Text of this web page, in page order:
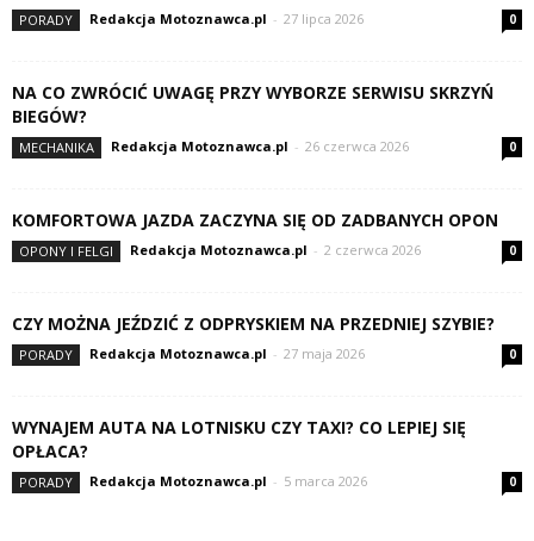
PORADY Redakcja Motoznawca.pl - 27 lipca 2026 0
NA CO ZWRÓCIĆ UWAGĘ PRZY WYBORZE SERWISU SKRZYŃ
BIEGÓW?
MECHANIKA Redakcja Motoznawca.pl - 26 czerwca 2026 0
KOMFORTOWA JAZDA ZACZYNA SIĘ OD ZADBANYCH OPON
OPONY I FELGI Redakcja Motoznawca.pl - 2 czerwca 2026 0
CZY MOŻNA JEŹDZIĆ Z ODPRYSKIEM NA PRZEDNIEJ SZYBIE?
PORADY Redakcja Motoznawca.pl - 27 maja 2026 0
WYNAJEM AUTA NA LOTNISKU CZY TAXI? CO LEPIEJ SIĘ
OPŁACA?
PORADY Redakcja Motoznawca.pl - 5 marca 2026 0